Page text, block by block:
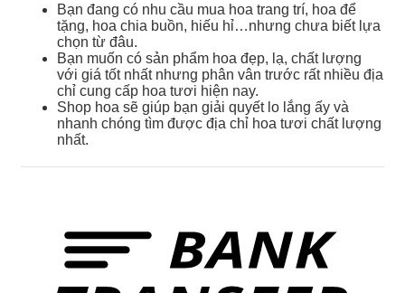
Bạn đang có nhu cầu mua hoa trang trí, hoa để
tặng, hoa chia buồn, hiếu hỉ…nhưng chưa biết lựa
chọn từ đâu.
Bạn muốn có sản phẩm hoa đẹp, lạ, chất lượng
với giá tốt nhất nhưng phân vân trước rất nhiều địa
chỉ cung cấp hoa tươi hiện nay.
Shop hoa sẽ giúp bạn giải quyết lo lắng ấy và
nhanh chóng tìm được địa chỉ hoa tươi chất lượng
nhất.